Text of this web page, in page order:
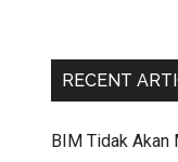
RECENT
BIM Tidak Akan